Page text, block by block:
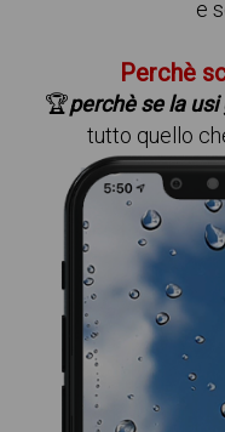
e
Perchè
🏆perchè se la
tutto quello